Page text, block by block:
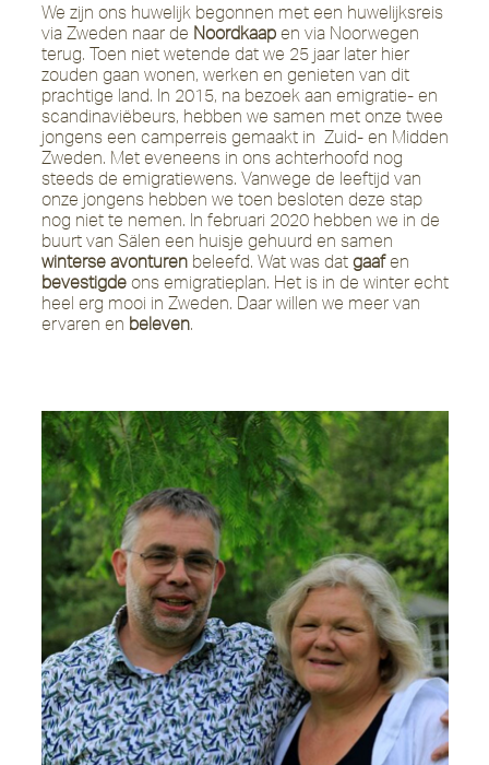
We zijn ons huwelijk begonnen met een huwelijksreis
via Zweden naar de Noordkaapen via Noorwegen
terug. Toen niet wetende dat we 25 jaar later hier
zouden gaan wonen, werken en genieten van dit
prachtige land. In 2015, na bezoek aan emigratie- en
scandinaviëbeurs, hebben we samen met onze twee
jongens een camperreis gemaakt in Zuid- en Midden
Zweden. Met eveneens in ons achterhoofd nog
steeds de emigratiewens. Vanwege de leeftijd van
onze jongens hebben we toen besloten deze stap
nog niet te nemen. In februari 2020 hebben we in de
buurt van Sälen een huisje gehuurd en samen
winterse avonturenbeleefd. Wat was dat gaafen
bevestigdeons emigratieplan. Het is in de winter echt
heel erg mooi in Zweden. Daar willen we meer van
ervaren en beleven.